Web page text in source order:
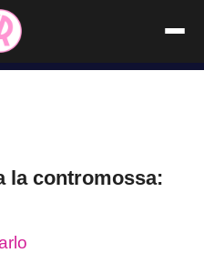
la contromossa: